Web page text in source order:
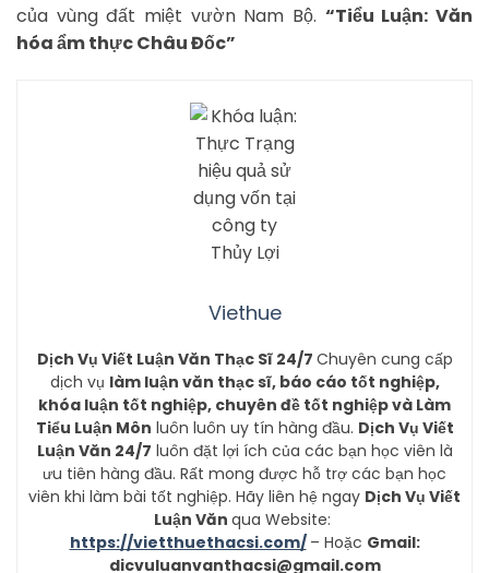
của vùng đất miệt vườn Nam Bộ. “Tiểu Luận: Văn
hóa ẩm thực Châu Đốc”
Viethue
Dịch Vụ Viết Luận Văn Thạc Sĩ 24/7 Chuyên cung cấp
dịch vụ làm luận văn thạc sĩ, báo cáo tốt nghiệp,
khóa luận tốt nghiệp, chuyên đề tốt nghiệp và Làm
Tiểu Luận Môn luôn luôn uy tín hàng đầu. Dịch Vụ Viết
Luận Văn 24/7 luôn đặt lợi ích của các bạn học viên là
ưu tiên hàng đầu. Rất mong được hỗ trợ các bạn học
viên khi làm bài tốt nghiệp. Hãy liên hệ ngay Dịch Vụ Viết
Luận Văn qua Website:
https://vietthuethacsi.com/ – Hoặc Gmail:
dicvuluanvanthacsi@gmail.com